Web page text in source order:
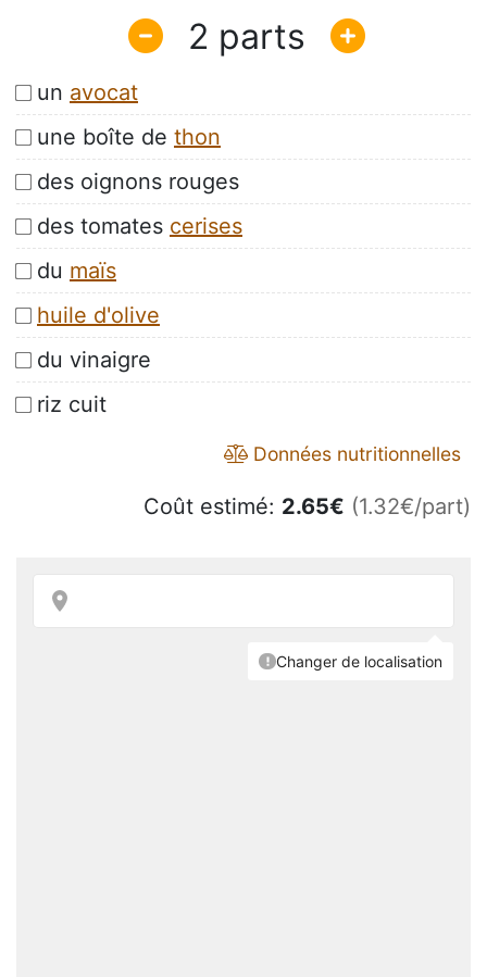
2
un avocat
une boîte de thon
des oignons rouges
des tomates cerises
du maïs
huile d'olive
du vinaigre
riz cuit
Données nutritionnelles
Coût estimé: 2.65€ (1.32€/part)